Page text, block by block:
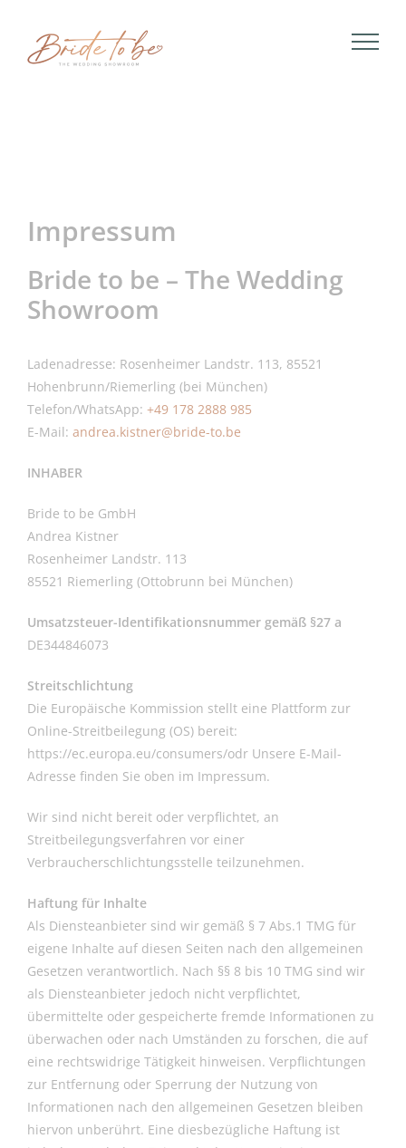
content
Impressum
Bride to be – The Wedding
Showroom
Ladenadresse: Rosenheimer Landstr. 113, 85521
Hohenbrunn/Riemerling (bei München)
Telefon/WhatsApp: +49 178 2888 985
E-Mail: andrea.kistner@bride-to.be
INHABER
Bride to be GmbH
Andrea Kistner
Rosenheimer Landstr. 113
85521 Riemerling (Ottobrunn bei München)
Umsatzsteuer-Identifikationsnummer gemäß §27 a
DE344846073
Streitschlichtung
Die Europäische Kommission stellt eine Plattform zur
Online-Streitbeilegung (OS) bereit:
https://ec.europa.eu/consumers/odr Unsere E-Mail-
Adresse finden Sie oben im Impressum.
Wir sind nicht bereit oder verpflichtet, an
Streitbeilegungsverfahren vor einer
Verbraucherschlichtungsstelle teilzunehmen.
Haftung für Inhalte
Als Diensteanbieter sind wir gemäß § 7 Abs.1 TMG für
eigene Inhalte auf diesen Seiten nach den allgemeinen
Gesetzen verantwortlich. Nach §§ 8 bis 10 TMG sind wir
als Diensteanbieter jedoch nicht verpflichtet,
übermittelte oder gespeicherte fremde Informationen zu
überwachen oder nach Umständen zu forschen, die auf
eine rechtswidrige Tätigkeit hinweisen. Verpflichtungen
zur Entfernung oder Sperrung der Nutzung von
Informationen nach den allgemeinen Gesetzen bleiben
hiervon unberührt. Eine diesbezügliche Haftung ist